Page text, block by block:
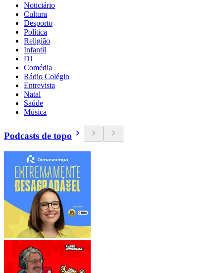
Noticiário
Cultura
Desporto
Política
Religião
Infantil
DJ
Comédia
Rádio Colégio
Entrevista
Natal
Saúde
Música
Podcasts de topo